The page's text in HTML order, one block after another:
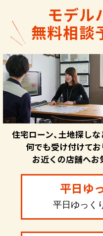
モデル
無料相談
住宅ローン、土地探し
何でも受け付けてお
お近くの店舗へお
平日ゆ
平日ゆっく